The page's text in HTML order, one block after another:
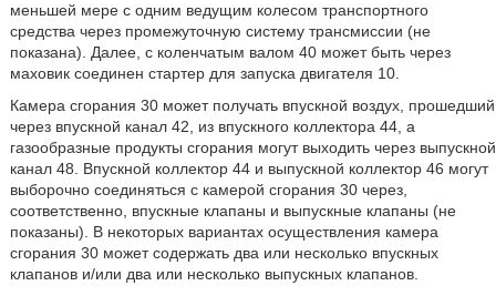
меньшей мере с одним ведущим колесом транспортного
средства через промежуточную систему трансмиссии (не
показана). Далее, с коленчатым валом 40 может быть через
маховик соединен стартер для запуска двигателя 10.
Камера сгорания 30 может получать впускной воздух, прошедший
через впускной канал 42, из впускного коллектора 44, а
газообразные продукты сгорания могут выходить через выпускной
канал 48. Впускной коллектор 44 и выпускной коллектор 46 могут
выборочно соединяться с камерой сгорания 30 через,
соответственно, впускные клапаны и выпускные клапаны (не
показаны). В некоторых вариантах осуществления камера
сгорания 30 может содержать два или несколько впускных
клапанов и/или два или несколько выпускных клапанов.